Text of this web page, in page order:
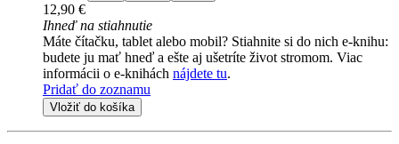
12,90 €
Ihneď na stiahnutie
Máte čítačku, tablet alebo mobil? Stiahnite si do nich e-knihu:
budete ju mať hneď a ešte aj ušetríte život stromom. Viac
informácii o e-knihách nájdete tu.
Pridať do zoznamu
Vložiť do košíka